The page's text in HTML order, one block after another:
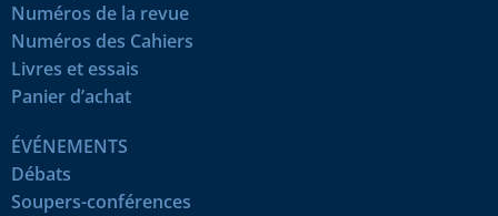
Numéros de la revue
Numéros des Cahiers
Livres et essais
Panier d’achat
ÉVÉNEMENTS
Débats
Soupers-conférences